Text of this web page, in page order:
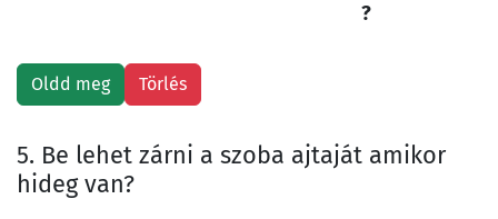
?
5. Be lehet zárni a szoba ajtaját amikor
hideg van?